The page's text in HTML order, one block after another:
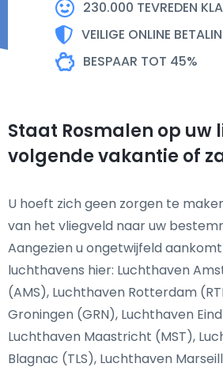
230.000 TEVREDEN
VEILIGE ONLINE
BESPAAR TOT 45%
Staat Rosmalen op uw
volgende vakantie of
U hoeft zich geen zorgen te
van het vliegveld naar uw
Aangezien u ongetwijfeld
luchthavens hier: Luchthaven
(AMS), Luchthaven Rotterdam
Groningen (GRN), Luchthaven
Luchthaven Maastricht (MST),
Blagnac (TLS), Luchthaven